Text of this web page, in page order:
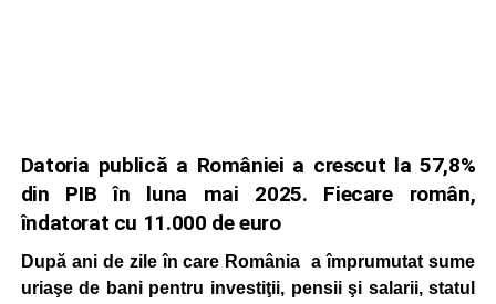
Datoria publică a României a crescut la 57,8%
din PIB în luna mai 2025. Fiecare român,
îndatorat cu 11.000 de euro
După ani de zile în care România a împrumutat sume
uriaşe de bani pentru investiţii, pensii şi salarii, statul